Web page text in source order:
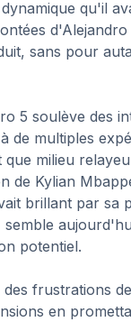
qu'il
d'Alejandro
sans pour
5 soulève des
de multiples
milieu
de Kylian
brillant par sa
potentiel.
frustrations
en